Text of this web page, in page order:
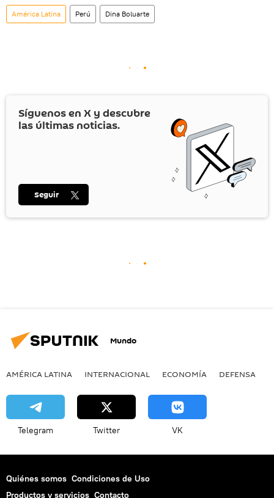
América Latina Perú Dina Boluarte
Síguenos en X y descubre
las últimas noticias.
Seguir
Mundo
AMÉRICA LATINA INTERNACIONAL ECONOMÍA DEFENSA
Telegram Twitter VK
Quiénes somos Condiciones de Uso
Productos y servicios Contacto